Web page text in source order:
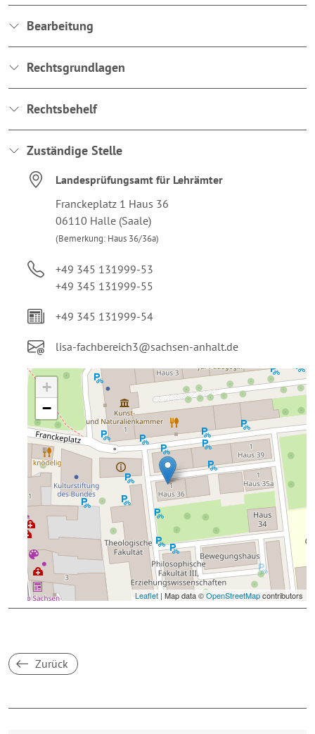
Bearbeitung
Rechtsgrundlagen
Rechtsbehelf
Zuständige Stelle
Landesprüfungsamt für Lehrämter
Franckeplatz 1 Haus 36
06110 Halle (Saale)
(Bemerkung: Haus 36/36a)
+49 345 131999-53
+49 345 131999-55
+49 345 131999-54
lisa-fachbereich3@sachsen-anhalt.de
+
−
Leaflet | Map data ©OpenStreetMapcontributors
Zurück